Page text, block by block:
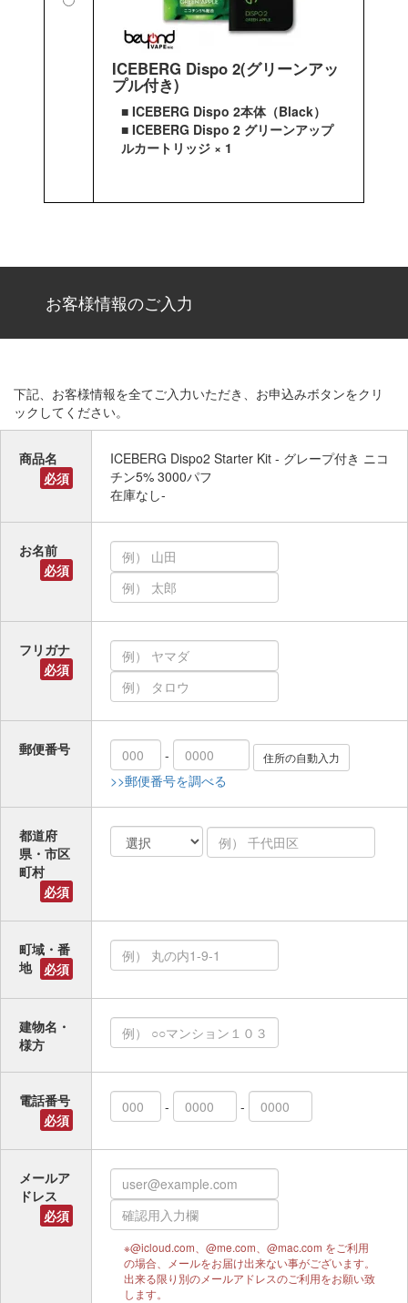
ICEBERG Dispo 2(グリーンアッ
プル付き)
■ ICEBERG Dispo 2本体（Black）
■ ICEBERG Dispo 2 グリーンアップ
ルカートリッジ × 1
お客様情報のご入力
下記、お客様情報を全てご入力いただき、お申込みボタンをクリ
ックしてください。
商品名
必須
ICEBERG Dispo2 Starter Kit - グレープ付き ニコ
チン5% 3000パフ
在庫なし-
お名前
必須
フリガナ
必須
郵便番号
-
>>郵便番号を調べる
都道府
県・市区
町村
必須
町域・番
地
必須
建物名・
様方
電話番号
必須
- -
メールア
ドレス
必須
※@icloud.com、@me.com、@mac.com をご利用
の場合、メールをお届け出来ない事がございます。
出来る限り別のメールアドレスのご利用をお願い致
します。